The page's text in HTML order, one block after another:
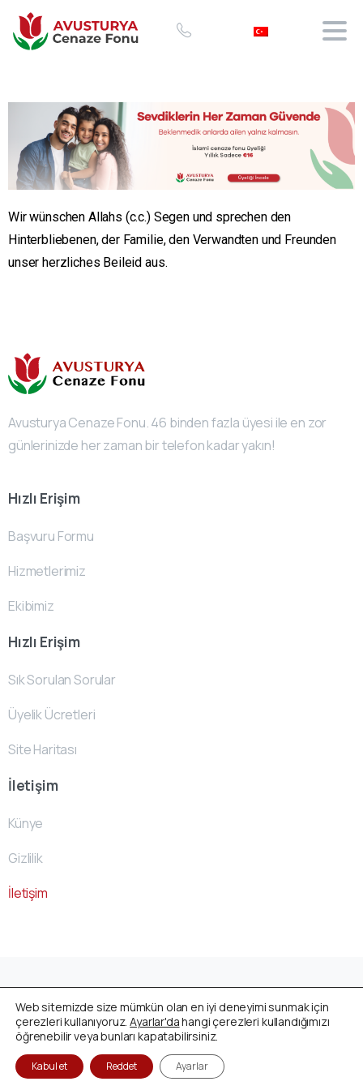
Wir wünschen Allahs (c.c.) Segen und sprechen den
Hinterbliebenen, der Familie, den Verwandten und Freunden
unser herzliches Beileid aus.
Avusturya Cenaze Fonu. 46 binden fazla üyesi ile en zor
günlerinizde her zaman bir telefon kadar yakın!
Hızlı Erişim
Başvuru Formu
Hizmetlerimiz
Ekibimiz
Hızlı Erişim
Sık Sorulan Sorular
Üyelik Ücretleri
Site Haritası
İletişim
Künye
Gizlilik
İletişim
reserved
Web sitemizde size mümkün olan en iyi deneyimi sunmak için
çerezleri kullanıyoruz.Ayarlar'dahangi çerezleri kullandığımızı
öğrenebilir veya bunları kapatabilirsiniz.
Kabul et Reddet Ayarlar